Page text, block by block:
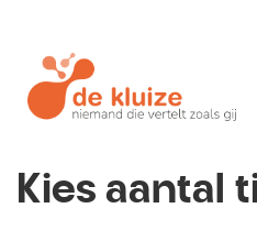
Kies aantal